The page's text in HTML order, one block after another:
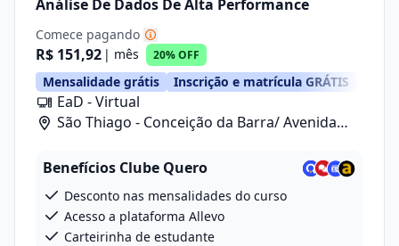
Análise De Dados De Alta Performance
Comece pagando
R$ 151,92 | mês 20% OFF
Mensalidade grátis Inscrição e matrícula GRÁTIS
EaD - Virtual
São Thiago - Conceição da Barra/ Avenida
Benefícios Clube Quero
Desconto nas mensalidades do curso
Acesso a plataforma Allevo
Carteirinha de estudante